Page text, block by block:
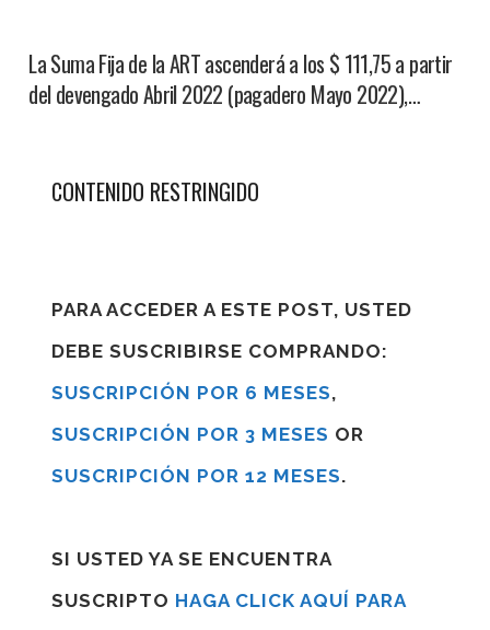
La Suma Fija de la ART ascenderá a los $ 111,75 a partir
del devengado Abril 2022 (pagadero Mayo 2022),…
CONTENIDO RESTRINGIDO
PARA ACCEDER A ESTE POST, USTED
DEBE SUSCRIBIRSE COMPRANDO:
SUSCRIPCIÓN POR 6 MESES,
SUSCRIPCIÓN POR 3 MESES OR
SUSCRIPCIÓN POR 12 MESES.
SI USTED YA SE ENCUENTRA
SUSCRIPTO HAGA CLICK AQUÍ PARA